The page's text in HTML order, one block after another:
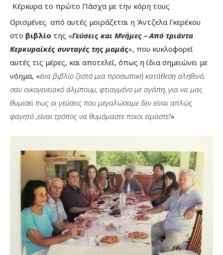
Κέρκυρα το πρώτο Πάσχα με την κόρη τους
Ορισμένες από αυτές μοιράζεται η Άντζελα Γκερέκου
στο βιβλίο της «Γεύσεις και Μνήμες – Από τριάντα
Κερκυραϊκές συνταγές της μαμάς», που κυκλοφορεί
αυτές τις μέρες, και αποτελεί, όπως η ίδια σημειώνει με
νόημα, «ένα βιβλίο ζεστό μια προσωπική κατάθεση αληθινό,
σαν οικογενειακό άλμπουμ, φτιαγμένο με αγάπη, για να μας
θυμίσει πως οι γεύσεις που μεγαλώσαμε δεν είναι απλώς
φαγητό ,είναι τρόπος να θυμόμαστε ποιοι είμαστε!»